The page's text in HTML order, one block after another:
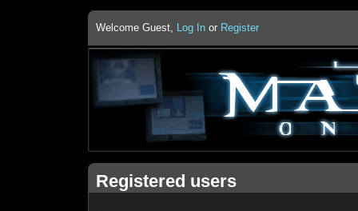
Welcome Guest, Log In or Register
Registered users